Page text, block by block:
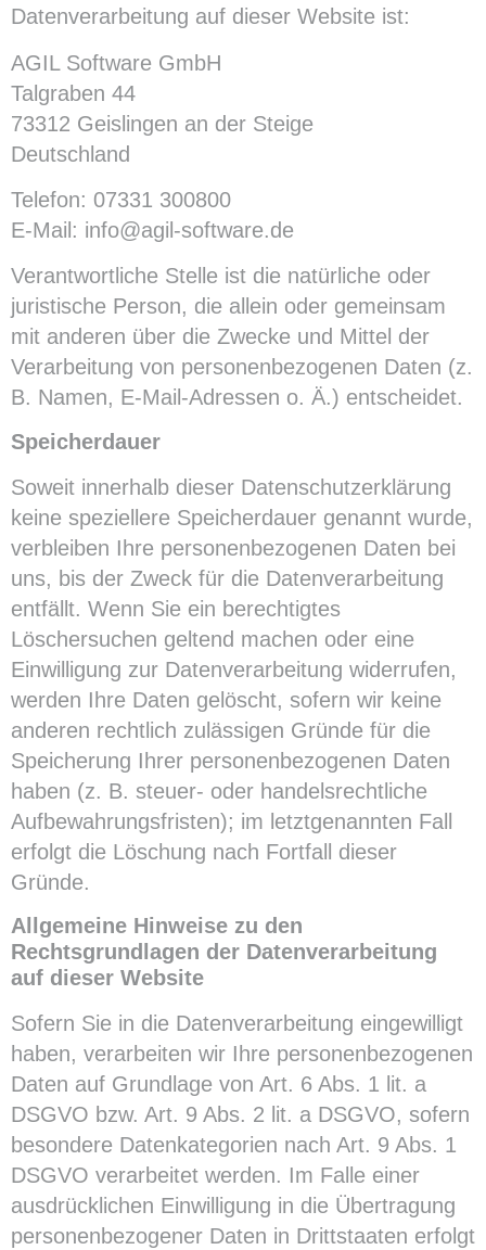
Datenverarbeitung auf dieser Website ist:
AGIL Software GmbH
Talgraben 44
73312 Geislingen an der Steige
Deutschland
Telefon: 07331 300800
E-Mail: info@agil-software.de
Verantwortliche Stelle ist die natürliche oder
juristische Person, die allein oder gemeinsam
mit anderen über die Zwecke und Mittel der
Verarbeitung von personenbezogenen Daten (z.
B. Namen, E-Mail-Adressen o. Ä.) entscheidet.
Speicherdauer
Soweit innerhalb dieser Datenschutzerklärung
keine speziellere Speicherdauer genannt wurde,
verbleiben Ihre personenbezogenen Daten bei
uns, bis der Zweck für die Datenverarbeitung
entfällt. Wenn Sie ein berechtigtes
Löschersuchen geltend machen oder eine
Einwilligung zur Datenverarbeitung widerrufen,
werden Ihre Daten gelöscht, sofern wir keine
anderen rechtlich zulässigen Gründe für die
Speicherung Ihrer personenbezogenen Daten
haben (z. B. steuer- oder handelsrechtliche
Aufbewahrungsfristen); im letztgenannten Fall
erfolgt die Löschung nach Fortfall dieser
Gründe.
Allgemeine Hinweise zu den
Rechtsgrundlagen der Datenverarbeitung
auf dieser Website
Sofern Sie in die Datenverarbeitung eingewilligt
haben, verarbeiten wir Ihre personenbezogenen
Daten auf Grundlage von Art. 6 Abs. 1 lit. a
DSGVO bzw. Art. 9 Abs. 2 lit. a DSGVO, sofern
besondere Datenkategorien nach Art. 9 Abs. 1
DSGVO verarbeitet werden. Im Falle einer
ausdrücklichen Einwilligung in die Übertragung
personenbezogener Daten in Drittstaaten erfolgt